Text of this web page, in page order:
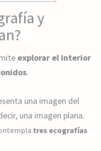
y
explorar el interior
.
una imagen del
una imagen plana.
tres ecografías